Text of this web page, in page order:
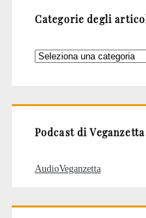
Categorie degli
Categorie
Podcast di Veganzetta
AudioVeganzetta